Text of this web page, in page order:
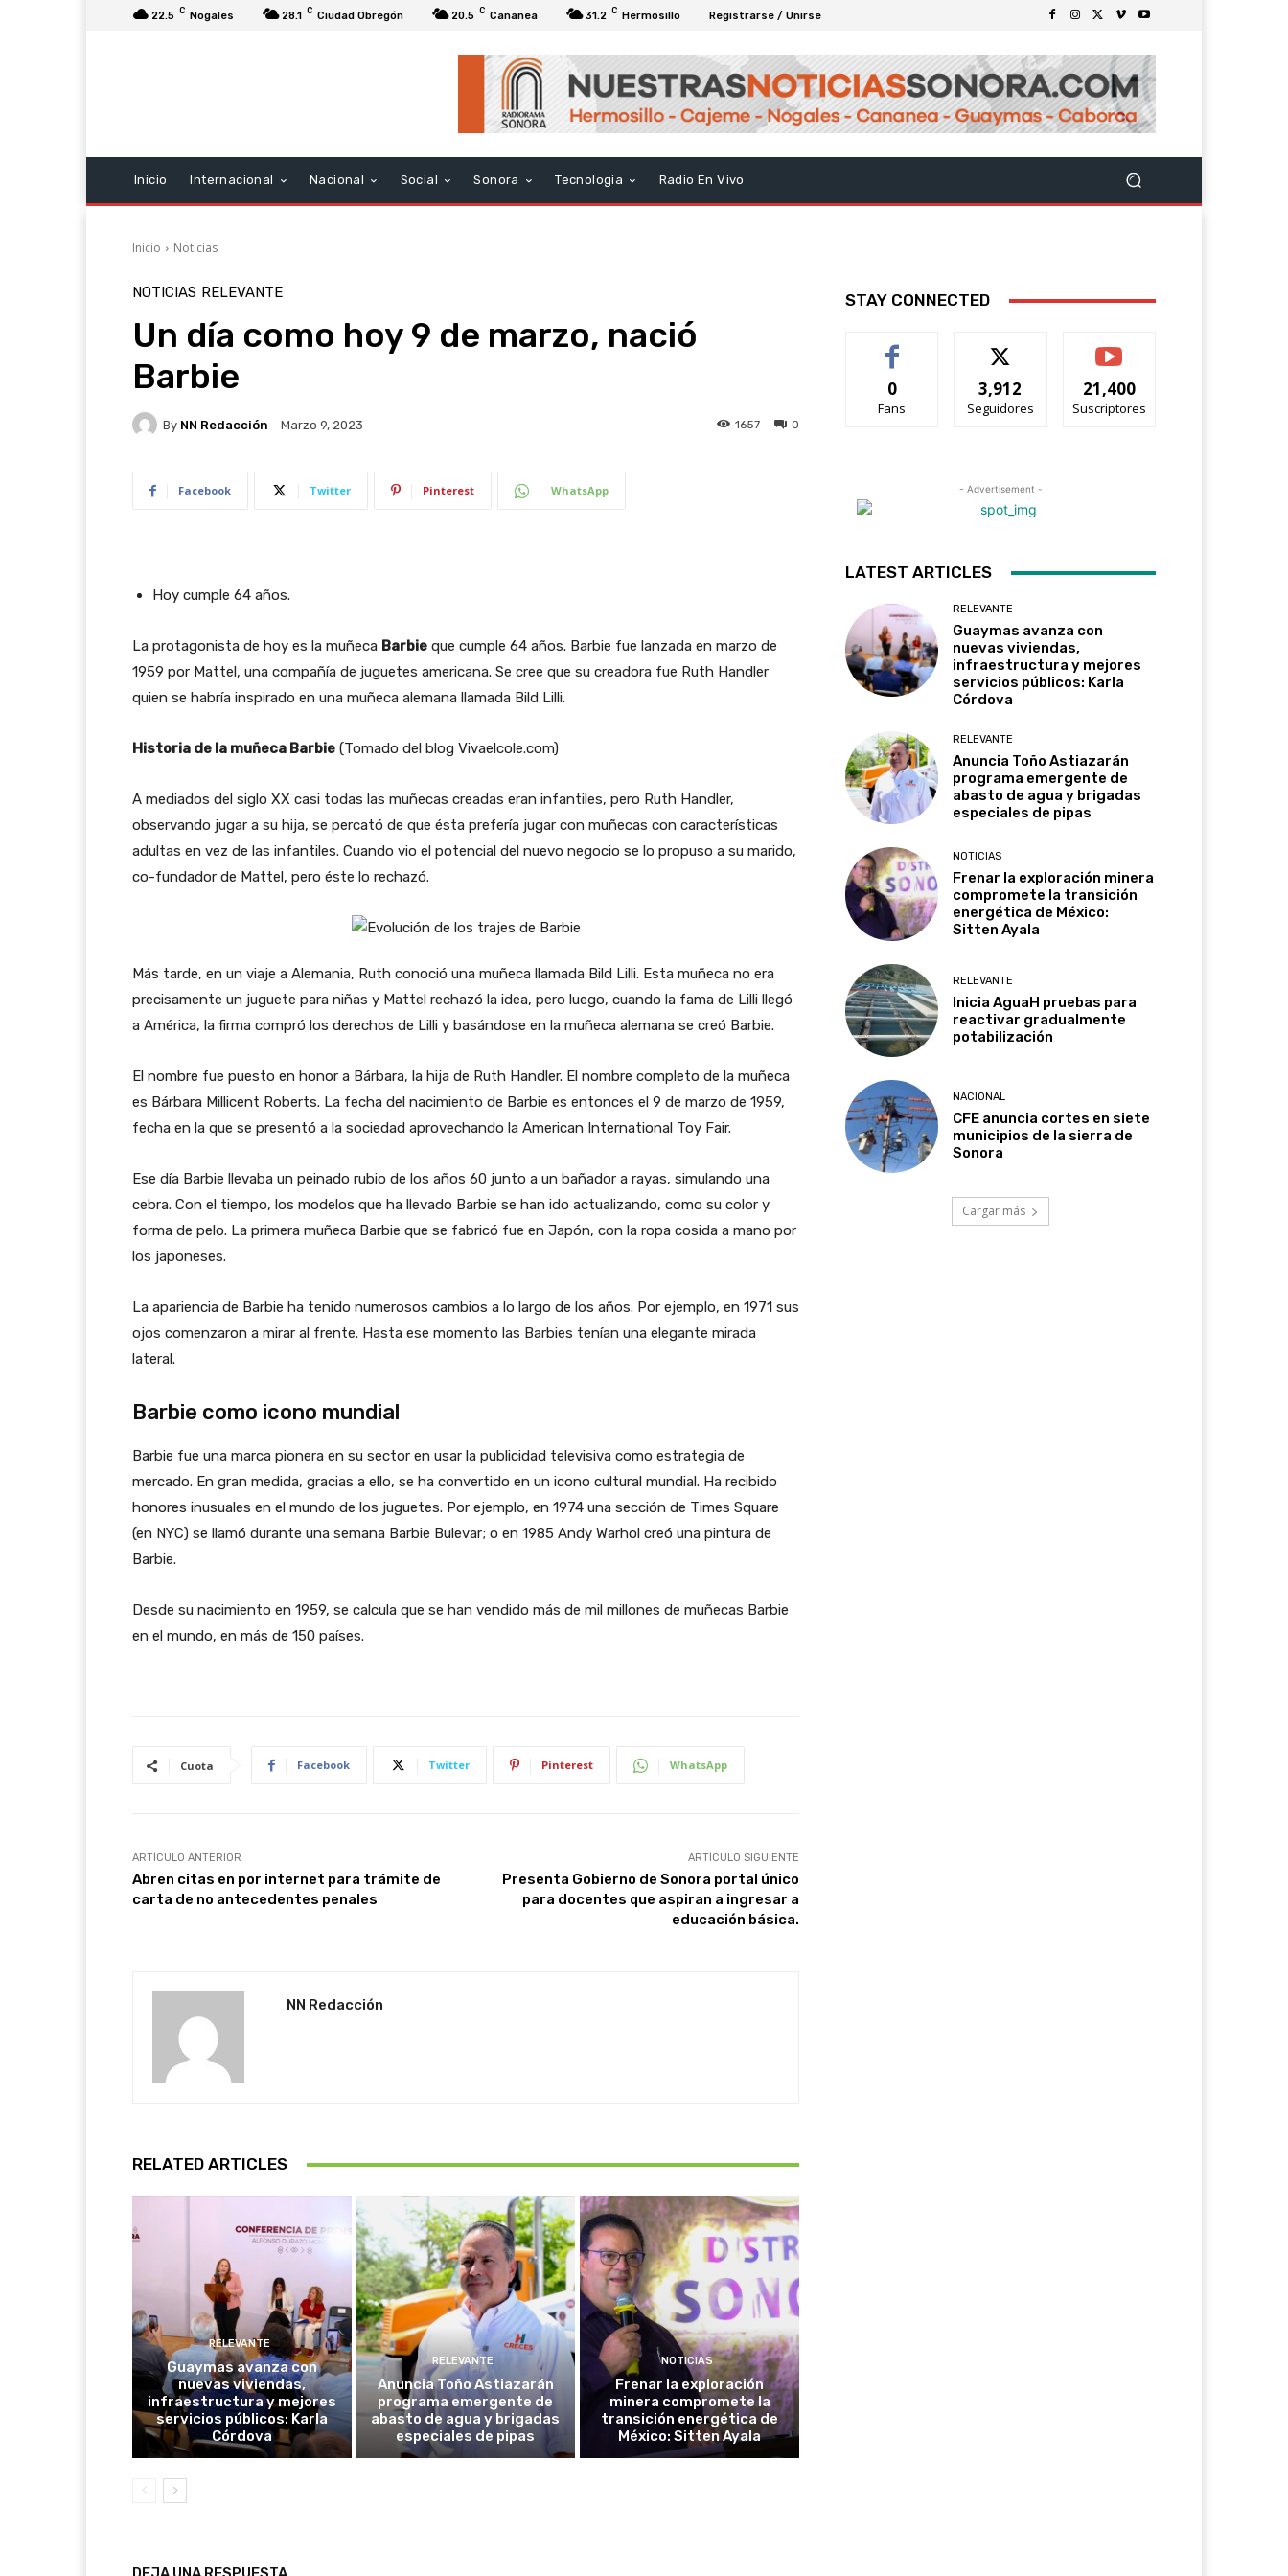
22.5 C Nogales 28.1 C Ciudad Obregón 20.5 C Cananea 31.2 C Hermosillo Registrarse / Unirse
Inicio Internacional Nacional Social Sonora Tecnologia Radio En Vivo
Inicio Noticias
NOTICIAS RELEVANTE
Un día como hoy 9 de marzo, nació
Barbie
By NN Redacción Marzo 9, 2023 0
1657
Facebook Twitter Pinterest WhatsApp
Hoy cumple 64 años.
La protagonista de hoy es la muñeca Barbie que cumple 64 años. Barbie fue lanzada en marzo de
1959 por Mattel, una compañía de juguetes americana. Se cree que su creadora fue Ruth Handler
quien se habría inspirado en una muñeca alemana llamada Bild Lilli.
Historia de la muñeca Barbie (Tomado del blog Vivaelcole.com)
A mediados del siglo XX casi todas las muñecas creadas eran infantiles, pero Ruth Handler,
observando jugar a su hija, se percató de que ésta prefería jugar con muñecas con características
adultas en vez de las infantiles. Cuando vio el potencial del nuevo negocio se lo propuso a su marido,
co-fundador de Mattel, pero éste lo rechazó.
Más tarde, en un viaje a Alemania, Ruth conoció una muñeca llamada Bild Lilli. Esta muñeca no era
precisamente un juguete para niñas y Mattel rechazó la idea, pero luego, cuando la fama de Lilli llegó
a América, la firma compró los derechos de Lilli y basándose en la muñeca alemana se creó Barbie.
El nombre fue puesto en honor a Bárbara, la hija de Ruth Handler. El nombre completo de la muñeca
es Bárbara Millicent Roberts. La fecha del nacimiento de Barbie es entonces el 9 de marzo de 1959,
fecha en la que se presentó a la sociedad aprovechando la American International Toy Fair.
Ese día Barbie llevaba un peinado rubio de los años 60 junto a un bañador a rayas, simulando una
cebra. Con el tiempo, los modelos que ha llevado Barbie se han ido actualizando, como su color y
forma de pelo. La primera muñeca Barbie que se fabricó fue en Japón, con la ropa cosida a mano por
los japoneses.
La apariencia de Barbie ha tenido numerosos cambios a lo largo de los años. Por ejemplo, en 1971 sus
ojos comenzaron a mirar al frente. Hasta ese momento las Barbies tenían una elegante mirada
lateral.
Barbie como icono mundial
Barbie fue una marca pionera en su sector en usar la publicidad televisiva como estrategia de
mercado. En gran medida, gracias a ello, se ha convertido en un icono cultural mundial. Ha recibido
honores inusuales en el mundo de los juguetes. Por ejemplo, en 1974 una sección de Times Square
(en NYC) se llamó durante una semana Barbie Bulevar; o en 1985 Andy Warhol creó una pintura de
Barbie.
Desde su nacimiento en 1959, se calcula que se han vendido más de mil millones de muñecas Barbie
en el mundo, en más de 150 países.
Cuota Facebook Twitter Pinterest WhatsApp
ARTÍCULO ANTERIOR
Abren citas en por internet para trámite de
carta de no antecedentes penales
ARTÍCULO SIGUIENTE
Presenta Gobierno de Sonora portal único
para docentes que aspiran a ingresar a
educación básica.
NN Redacción
RELATED ARTICLES
RELEVANTE
Guaymas avanza con
nuevas viviendas,
infraestructura y mejores
servicios públicos: Karla
Córdova
RELEVANTE
Anuncia Toño Astiazarán
programa emergente de
abasto de agua y brigadas
especiales de pipas
NOTICIAS
Frenar la exploración
minera compromete la
transición energética de
México: Sitten Ayala
STAY CONNECTED
0
Fans
3,912
Seguidores
21,400
Suscriptores
- Advertisement -
LATEST ARTICLES
RELEVANTE
Guaymas avanza con
nuevas viviendas,
infraestructura y mejores
servicios públicos: Karla
Córdova
RELEVANTE
Anuncia Toño Astiazarán
programa emergente de
abasto de agua y brigadas
especiales de pipas
NOTICIAS
Frenar la exploración minera
compromete la transición
energética de México:
Sitten Ayala
RELEVANTE
Inicia AguaH pruebas para
reactivar gradualmente
potabilización
NACIONAL
CFE anuncia cortes en siete
municipios de la sierra de
Sonora
Cargar más